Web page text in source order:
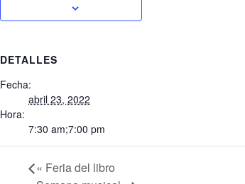
DETALLES
Fecha:
abril 23, 2022
Hora:
7:30 am;7:00 pm
« Feria del libro